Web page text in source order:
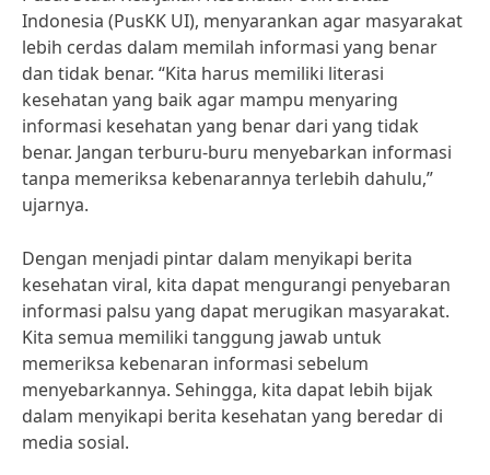
Indonesia (PusKK UI), menyarankan agar masyarakat
lebih cerdas dalam memilah informasi yang benar
dan tidak benar. “Kita harus memiliki literasi
kesehatan yang baik agar mampu menyaring
informasi kesehatan yang benar dari yang tidak
benar. Jangan terburu-buru menyebarkan informasi
tanpa memeriksa kebenarannya terlebih dahulu,”
ujarnya.
Dengan menjadi pintar dalam menyikapi berita
kesehatan viral, kita dapat mengurangi penyebaran
informasi palsu yang dapat merugikan masyarakat.
Kita semua memiliki tanggung jawab untuk
memeriksa kebenaran informasi sebelum
menyebarkannya. Sehingga, kita dapat lebih bijak
dalam menyikapi berita kesehatan yang beredar di
media sosial.